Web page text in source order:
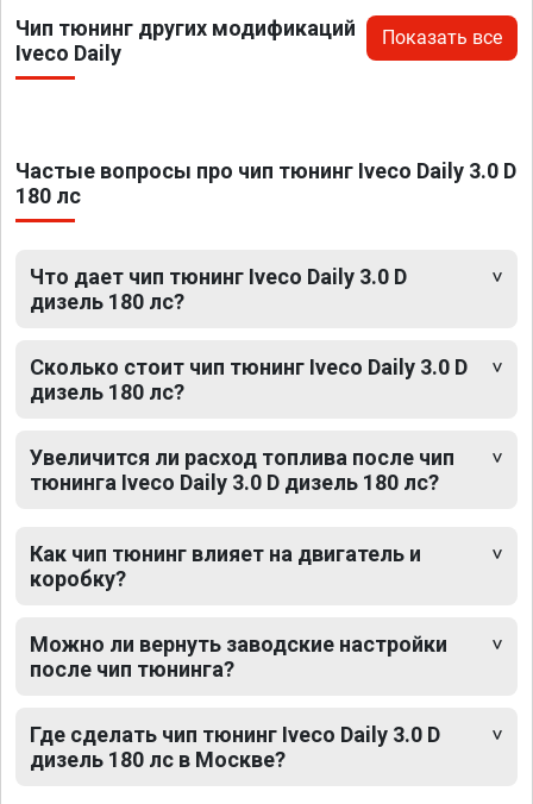
Чип тюнинг других модификаций
Iveco Daily
Показать все
Частые вопросы про чип тюнинг Iveco Daily 3.0 D
180 лс
Что дает чип тюнинг Iveco Daily 3.0 D
дизель 180 лс?
Сколько стоит чип тюнинг Iveco Daily 3.0 D
дизель 180 лс?
Увеличится ли расход топлива после чип
тюнинга Iveco Daily 3.0 D дизель 180 лс?
Как чип тюнинг влияет на двигатель и
коробку?
Можно ли вернуть заводские настройки
после чип тюнинга?
Где сделать чип тюнинг Iveco Daily 3.0 D
дизель 180 лс в Москве?